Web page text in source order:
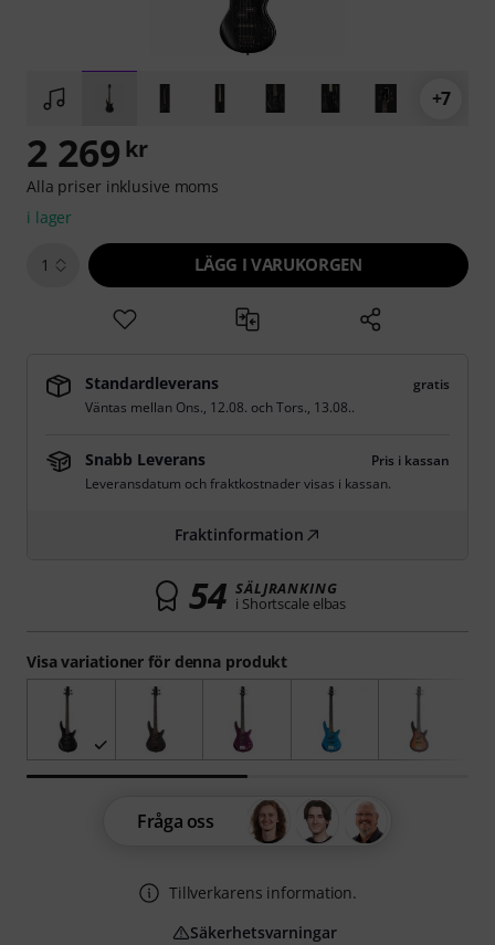
+7
Visa variationer för denna produkt
2 269 kr
Alla priser inklusive moms
i lager
1 LÄGG I VARUKORGEN
Standardleverans
gratis
Väntas mellan Ons., 12.08. ochTors., 13.08..
Snabb Leverans
Pris i kassan
Leveransdatum och fraktkostnader visas i kassan.
Fraktinformation
54 SÄLJRANKING
i Shortscale elbas
Fråga oss
Tillverkarens information.
Säkerhetsvarningar